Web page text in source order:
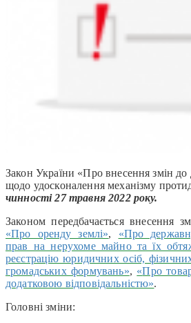
Закон України «Про внесення змін до
щодо удосконалення механізму
чинності 27 травня 2022 року.
Законом передбачається внесення
«Про оренду землі», «Про
прав на нерухоме майно та їх
реєстрацію юридичних осіб,
громадських формувань», «Про
додатковою відповідальністю».
Головні зміни: